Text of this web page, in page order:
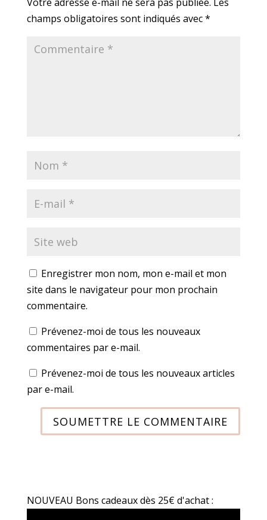
champs obligatoires sont indiqués avec*
Enregistrer mon nom, mon e-mail et mon
site dans le navigateur pour mon prochain
commentaire.
Prévenez-moi de tous les nouveaux
commentaires par e-mail.
Prévenez-moi de tous les nouveaux articles
par e-mail.
SOUMETTRE LE COMMENTAIRE
NOUVEAU Bons cadeaux dès 25€ d'achat :